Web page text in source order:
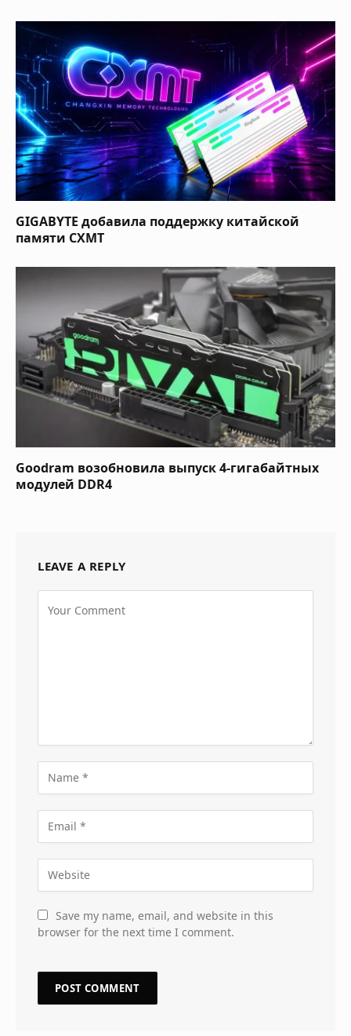
GIGABYTE добавила поддержку китайской
памяти CXMT
Goodram возобновила выпуск 4-гигабайтных
модулей DDR4
LEAVE A REPLY
Save my name, email, and website in this
browser for the next time I comment.